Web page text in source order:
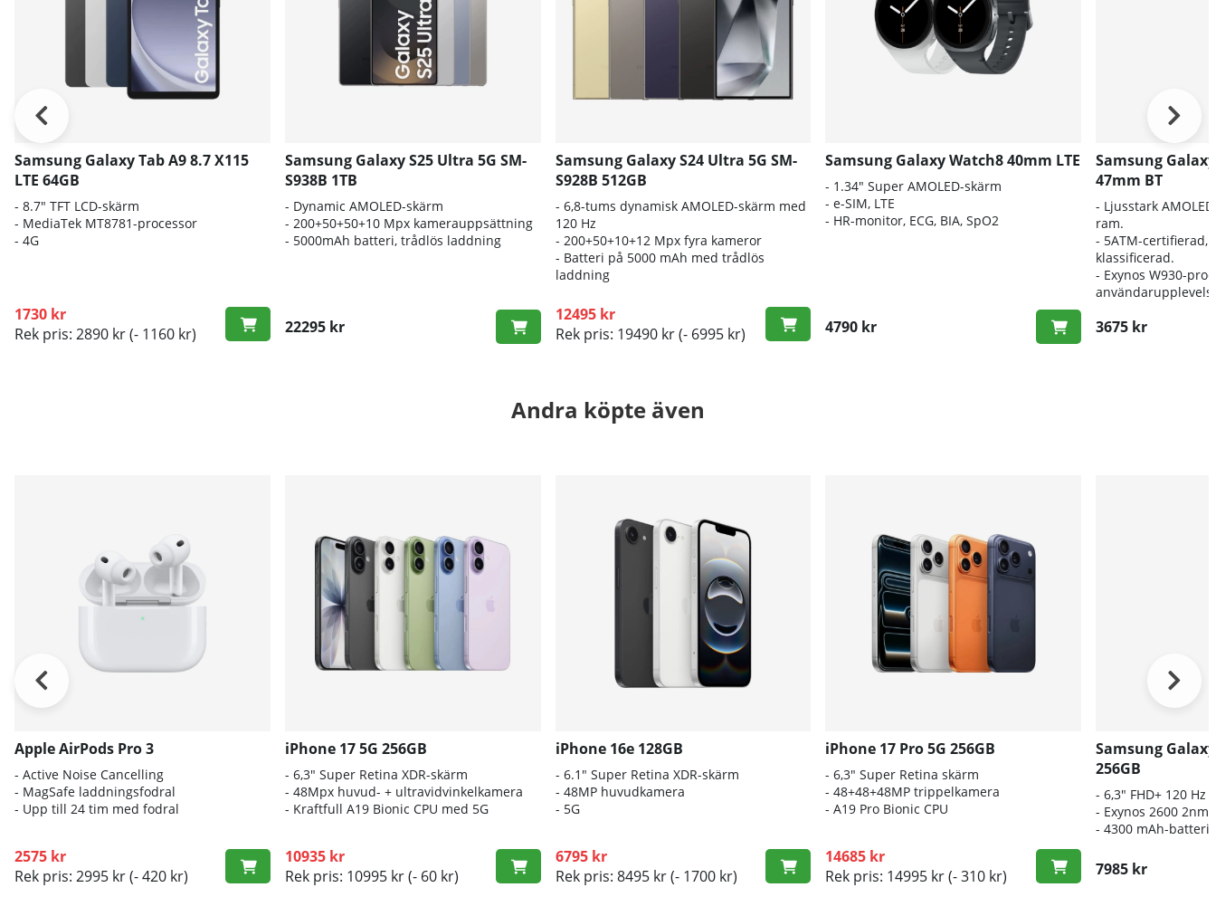
Samsung Galaxy Tab A9 8.7 X115
LTE 64GB
- 8.7" TFT LCD-skärm
- MediaTek MT8781-processor
- 4G
1730 kr
Rek pris: 2890 kr(- 1160 kr)
Samsung Galaxy S25 Ultra 5G SM-
S938B 1TB
- Dynamic AMOLED-skärm
- 200+50+50+10 Mpx kamerauppsättning
- 5000mAh batteri, trådlös laddning
22295 kr
Samsung Galaxy S24 Ultra 5G SM-
S928B 512GB
- 6,8-tums dynamisk AMOLED-skärm med
120 Hz
- 200+50+10+12 Mpx fyra kameror
- Batteri på 5000 mAh med trådlös
laddning
12495 kr
Rek pris: 19490 kr(- 6995 kr)
Samsung Galaxy Watch8 40mm LTE
- 1.34" Super AMOLED-skärm
- e-SIM, LTE
- HR-monitor, ECG, BIA, SpO2
4790 kr
Samsung
47mm BT
- Ljusstark
ram.
- 5ATM-certifierad,
klassificerad.
- Exynos W930-
3675 kr
Andra köpte även
Apple AirPods Pro 3
- Active Noise Cancelling
- MagSafe laddningsfodral
- Upp till 24 tim med fodral
2575 kr
Rek pris: 2995 kr(- 420 kr)
iPhone 17 5G 256GB
- 6,3" Super Retina XDR-skärm
- 48Mpx huvud- + ultravidvinkelkamera
- Kraftfull A19 Bionic CPU med 5G
10935 kr
Rek pris: 10995 kr(- 60 kr)
iPhone 16e 128GB
- 6.1″ Super Retina XDR-skärm
- 48MP huvudkamera
- 5G
6795 kr
Rek pris: 8495 kr(- 1700 kr)
iPhone 17 Pro 5G 256GB
- 6,3" Super Retina skärm
- 48+48+48MP trippelkamera
-A19 Pro Bionic CPU
14685 kr
Rek pris: 14995 kr(- 310 kr)
Samsung Galaxy
256GB
- 6,3" FHD+ 120 Hz
- Exynos 2600
-4300 mAh-batteri
7985 kr